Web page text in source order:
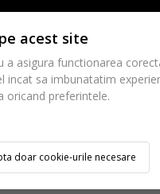
acest site
a asigura functionarea
incat sa imbunatatim
oricand preferintele.
doar cookie-urile necesare
sa asteptati
Echipamente